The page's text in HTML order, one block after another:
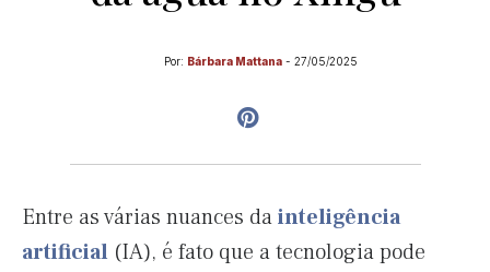
Por: Bárbara Mattana - 27/05/2025
Entre as várias nuances dainteligência
artificial (IA), é fato que a tecnologia pode